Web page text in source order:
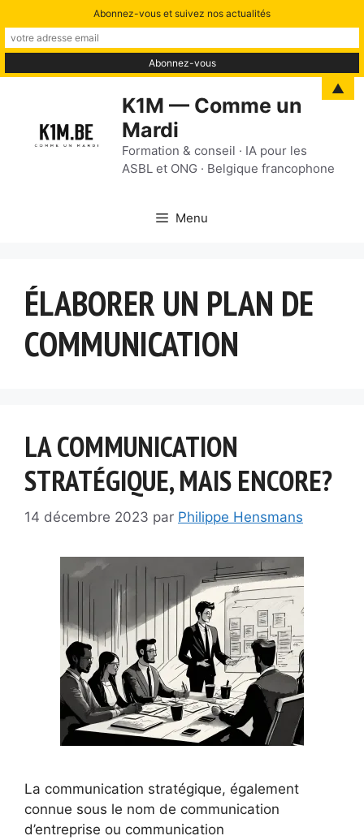
contenu
K1M — Comme un
Mardi
Formation & conseil · IA pour les
ASBL et ONG · Belgique francophone
Menu
ÉLABORER UN PLAN DE
COMMUNICATION
LA COMMUNICATION
STRATÉGIQUE, MAIS ENCORE?
14 décembre 2023 par Philippe Hensmans
La communication stratégique, également
connue sous le nom de communication
d’entreprise ou communication
Abonnez-vous et suivez nos actualités
▲